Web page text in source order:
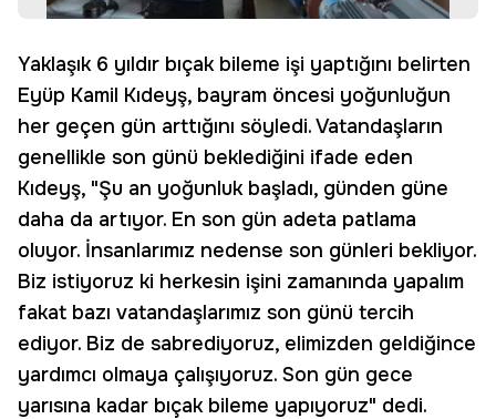
Yaklaşık 6 yıldır bıçak bileme işi yaptığını belirten
Eyüp Kamil Kıdeyş, bayram öncesi yoğunluğun
her geçen gün arttığını söyledi. Vatandaşların
genellikle son günü beklediğini ifade eden
Kıdeyş, "Şu an yoğunluk başladı, günden güne
daha da artıyor. En son gün adeta patlama
oluyor. İnsanlarımız nedense son günleri bekliyor.
Biz istiyoruz ki herkesin işini zamanında yapalım
fakat bazı vatandaşlarımız son günü tercih
ediyor. Biz de sabrediyoruz, elimizden geldiğince
yardımcı olmaya çalışıyoruz. Son gün gece
yarısına kadar bıçak bileme yapıyoruz" dedi.